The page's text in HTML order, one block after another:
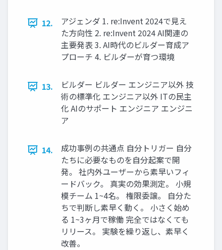
12.
アジェンダ 1. re:Invent 2024で見え
た方向性 2. re:Invent 2024 AI関連の
主要発表 3. AI時代のビルダー育成ア
プローチ 4. ビルダーが育つ環境
13.
ビルダー ビルダー エンジニア以外 技
術の標準化 エンジニア以外 ITの民主
化 AIのサポート エンジニア エンジニ
ア
14.
成功事例の共通点 自分トリガー 自分
たちに必要なものを自分起案で開
発。 社内外ユーザーから素早いフィ
ードバック。 真実の効果測定。 小規
模チーム 1~4名。 権限委譲。 自分た
ちで判断し素早く動く。 小さく始め
る 1~3ヶ月で稼働 完全ではなくても
リリース。 実験を繰り返し、素早く
改善。